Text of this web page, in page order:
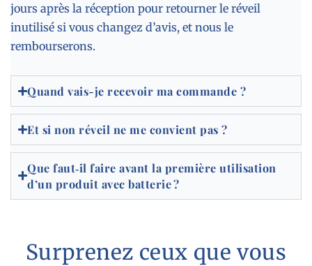
jours après la réception pour retourner le réveil
inutilisé si vous changez d’avis, et nous le
rembourserons.
Quand vais-je recevoir ma commande ?
Et si non réveil ne me convient pas ?
Que faut‑il faire avant la première utilisation
d’un produit avec batterie ?
Surprenez ceux que vous